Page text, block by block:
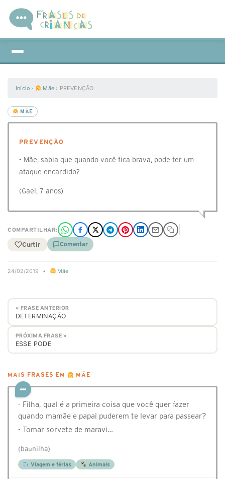
Início › Mãe › PREVENÇÃO
MÃE
PREVENÇÃO
- Mãe, sabia que quando você fica brava, pode ter um
ataque encardido?
(Gael, 7 anos)
COMPARTILHAR:
Curtir Comentar
24/02/2019 • Mãe
« FRASE ANTERIOR
DETERMINAÇÃO
PRÓXIMA FRASE »
ESSE PODE
MAIS FRASES EM MÃE
- Filha, qual é a primeira coisa que você quer fazer
quando mamãe e papai puderem te levar para passear?
- Tomar sorvete de maravi…
(baunilha)
Viagem e férias Animais